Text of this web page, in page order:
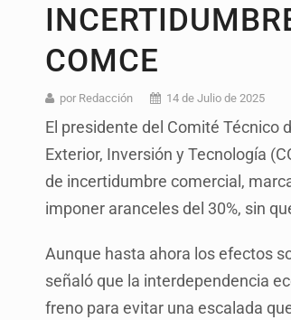
COMCE
por Redacción 14 de Julio de 2025
El presidente del Comité Técnico
Exterior, Inversión y Tecnología
de incertidumbre comercial,
imponer aranceles del 30%, sin
Aunque hasta ahora los efectos
señaló que la interdependencia
freno para evitar una escalada